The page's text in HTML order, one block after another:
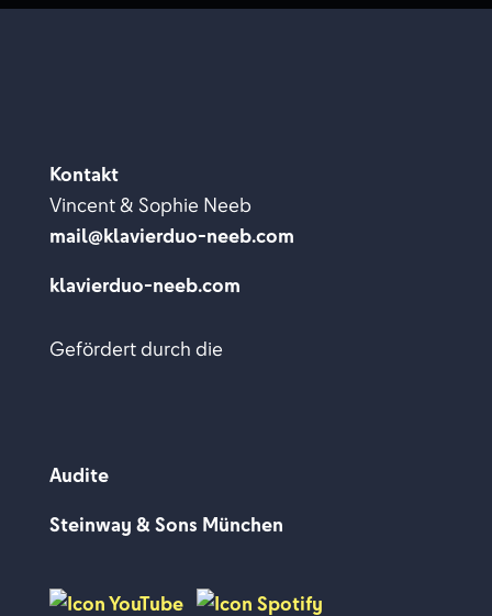
Kontakt
Vincent & Sophie Neeb
mail@klavierduo-neeb.com
klavierduo-neeb.com
Gefördert durch die
Audite
Steinway & Sons München